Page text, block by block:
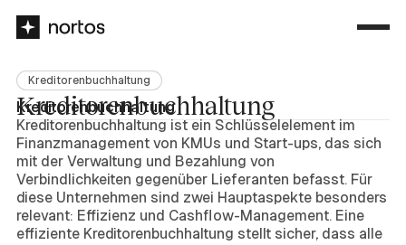
Kreditorenbuchhaltung
Kreditorenbuchhaltung
Kreditorenbuchhaltung
Kreditorenbuchhaltung ist ein Schlüsselelement im
Finanzmanagement von KMUs und Start-ups, das sich
mit der Verwaltung und Bezahlung von
Verbindlichkeiten gegenüber Lieferanten befasst. Für
diese Unternehmen sind zwei Hauptaspekte besonders
relevant: Effizienz und Cashflow-Management. Eine
effiziente Kreditorenbuchhaltung stellt sicher, dass alle